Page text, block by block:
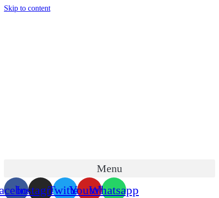
Skip to content
Menu
InstagramTwitterYoutubeWhatsapp